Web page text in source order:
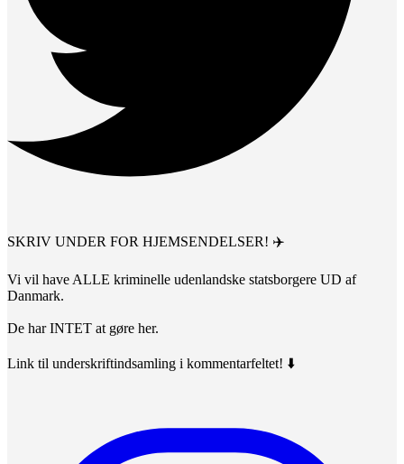
SKRIV UNDER FOR HJEMSENDELSER! ✈️
Vi vil have ALLE kriminelle udenlandske statsborgere UD af
Danmark.
De har INTET at gøre her.
Link til underskriftindsamling i kommentarfeltet! ⬇️